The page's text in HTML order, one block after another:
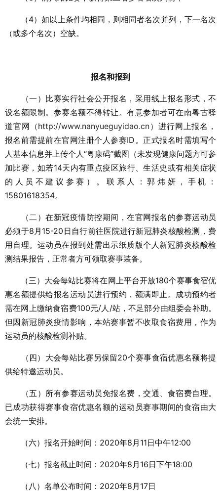
（4）如以上条件均相同，则相同者名次并列，下一名次
（或多个名次）空缺。
报名和报到
（一）比赛实行社会公开报名，采用线上报名形式，不
设名额限制。参赛名额不得转让。有意参加者可在南粤古驿
道官网（http://www.nanyueguyidao.cn）进行网上报名，
报名前需提前在官网注册个人参赛ID。正式报名时需填写个
人基本信息并上传个人“粤康码”截图（未发现健康问题方可参
加比赛，如若14天内有重点疫区旅行、生活史或有相关症状
的人员不建议参赛）。联系人：郭炜妍，手机：
15801618354。
（二）在新冠疫情防控期间，在官网报名的参赛运动员
必须于8月15-20日自行前往医院进行新冠肺炎核酸检测，费
用自理。运动员在报到处需出示纸质版个人新冠肺炎核酸检
测结果报告，正常者方可领取赛事装备。
（三）大会每站比赛将在网上平台开放180个赛事食宿优
惠名额提供给报名运动员进行预约，额满即止。成功预约者
需在网上缴纳食宿费100元/人/站，不足部分由组委会补助。
但因新冠肺炎疫情影响，本站赛事暂不收取食宿费用，作为
运动员的核酸检测补贴。
（四）大会每站比赛另保留20个赛事食宿优惠名额将提
供给特邀运动员。
（五）所有参赛运动员免报名费，交通、食宿费自理。
已成功获得赛事食宿优惠名额的运动员赛事期间的食宿由大
会统一安排。
（六）报名开始时间：2020年8月11日中午12:00
（七）报名截止时间：2020年8月16日下午18:00
（八）名单公布时间：2020年8月17日